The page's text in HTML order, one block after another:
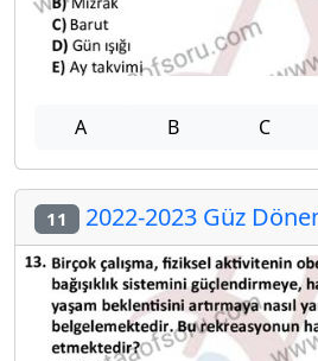
A B C
11 2022-2023 Güz